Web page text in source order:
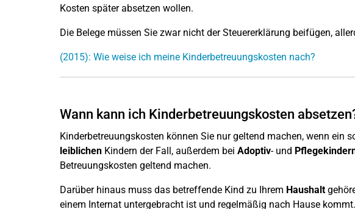
Kosten später absetzen wollen.
Die Belege müssen Sie zwar nicht der Steuererklärung beifügen,
(2015): Wie weise ich meine Kinderbetreuungskosten nach?
Wann kann ich Kinderbetreuungskosten
Kinderbetreuungskosten können Sie nur geltend machen, wenn ein
leiblichenKindern der Fall, außerdem bei Adoptiv- und
Betreuungskosten geltend machen.
Darüber hinaus muss das betreffende Kind zu Ihrem Haushalt
einem Internat untergebracht ist und regelmäßig nach Hause